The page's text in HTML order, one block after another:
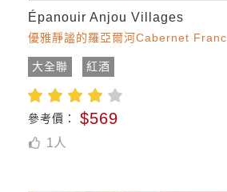
Épanouir Anjou Villages
優雅靜謐的羅亞爾河Cabernet Franc
大全聯 紅酒
參考價： $569
1 人